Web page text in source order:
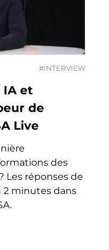
#INTERVIEW
IA et
de
Live
des
Les réponses de
2 minutes dans